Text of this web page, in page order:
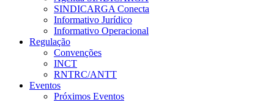
SINDICARGA Conecta
Informativo Jurídico
Informativo Operacional
Regulação
Convenções
INCT
RNTRC/ANTT
Eventos
Próximos Eventos